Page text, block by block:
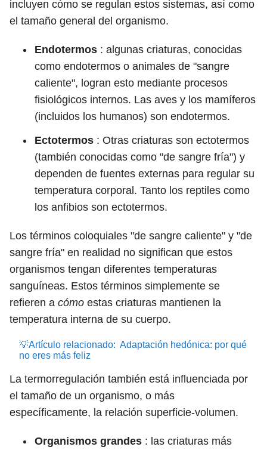
incluyen cómo se regulan estos sistemas, así como
el tamaño general del organismo.
Endotermos : algunas criaturas, conocidas
como endotermos o animales de "sangre
caliente", logran esto mediante procesos
fisiológicos internos. Las aves y los mamíferos
(incluidos los humanos) son endotermos.
Ectotermos : Otras criaturas son ectotermos
(también conocidas como "de sangre fría") y
dependen de fuentes externas para regular su
temperatura corporal. Tanto los reptiles como
los anfibios son ectotermos.
Los términos coloquiales "de sangre caliente" y "de
sangre fría" en realidad no significan que estos
organismos tengan diferentes temperaturas
sanguíneas. Estos términos simplemente se
refieren a cómo estas criaturas mantienen la
temperatura interna de su cuerpo.
💡Artículo relacionado: Adaptación hedónica: por qué
no eres más feliz
La termorregulación también está influenciada por
el tamaño de un organismo, o más
específicamente, la relación superficie-volumen.
Organismos grandes : las criaturas más